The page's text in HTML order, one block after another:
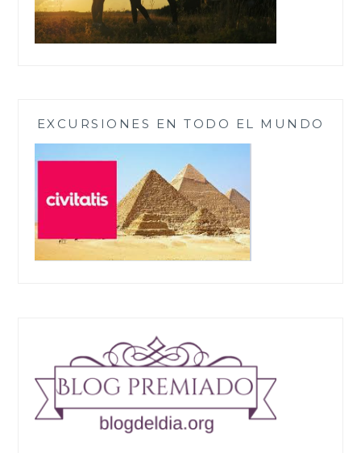
EXCURSIONES EN TODO EL MUNDO